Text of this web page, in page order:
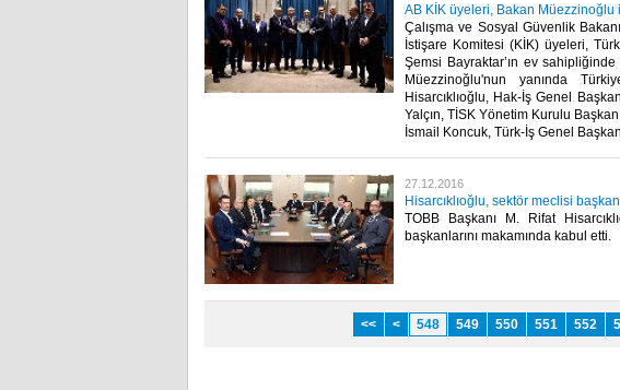
AB KİK üyeleri, Bakan Müezzinoğlu
Çalışma ve Sosyal Güvenlik
İstişare Komitesi (KİK) üyeleri,
Şemsi Bayraktar’ın ev
Müezzinoğlu'nun yanında
Hisarcıklıoğlu, Hak-İş Genel
Yalçın, TİSK Yönetim Kurulu
İsmail Koncuk, Türk-İş Genel
27.12.2016
Hisarcıklıoğlu, sektör meclisi
TOBB Başkanı M. Rifat
başkanlarını makamında kabul etti.​
<< < 548 549 550 551 552